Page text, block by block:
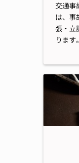
交通事
は、事
張・立
ります。